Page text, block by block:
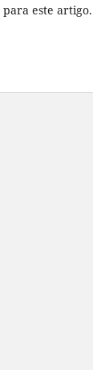
para este artigo.